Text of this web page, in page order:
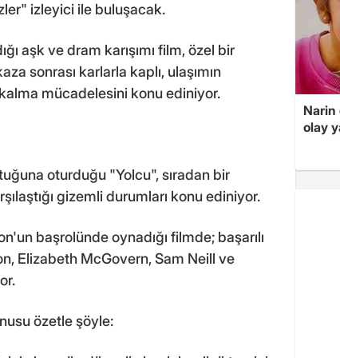
izleyici ile buluşacak.
aşk ve dram karışımı film, özel bir
sonrası karlarla kaplı, ulaşımın
mücadelesini konu ediniyor.
oturduğu "Yolcu", sıradan bir
gizemli durumları konu ediniyor.
başrolünde oynadığı filmde; başarılı
Elizabeth McGovern, Sam Neill ve
özetle şöyle:
Narin
olay